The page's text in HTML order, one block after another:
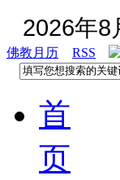
2026年8
佛教月历 RSS
首
页